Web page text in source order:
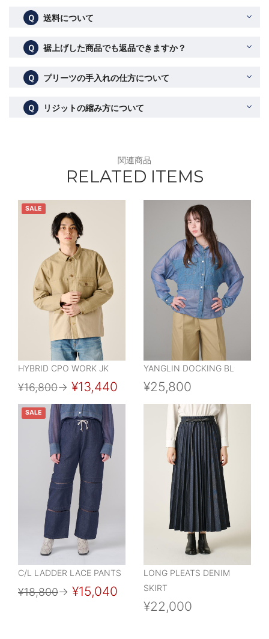
Ｑ 送料について
Ｑ 裾上げした商品でも返品できますか？
Ｑ プリーツの手入れの仕方について
Ｑ リジットの縮み方について
関連商品
RELATED ITEMS
SALE
HYBRID CPO WORK JK
¥16,800→ ¥13,440
YANGLIN DOCKING BL
¥25,800
SALE
C/L LADDER LACE PANTS
¥18,800→ ¥15,040
LONG PLEATS DENIM
SKIRT
¥22,000